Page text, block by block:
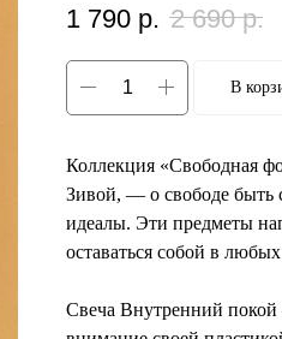
1 790 р. 2 690 р.
В
Коллекция «Свободная
Зивой, — о свободе быть
идеалы. Эти предметы
оставаться собой в любых
Свеча Внутренний